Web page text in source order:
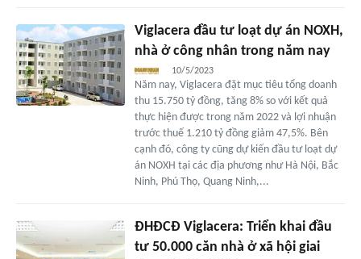
Viglacera đầu tư loạt dự án NOXH,
nhà ở công nhân trong năm nay
10/5/2023
Năm nay, Viglacera đặt mục tiêu tổng doanh
thu 15.750 tỷ đồng, tăng 8% so với kết quả
thực hiện được trong năm 2022 và lợi nhuận
trước thuế 1.210 tỷ đồng giảm 47,5%. Bên
cạnh đó, công ty cũng dự kiến đầu tư loạt dự
án NOXH tại các địa phương như Hà Nội, Bắc
Ninh, Phú Thọ, Quang Ninh,...
ĐHĐCĐ Viglacera: Triển khai đầu
tư 50.000 căn nhà ở xã hội giai